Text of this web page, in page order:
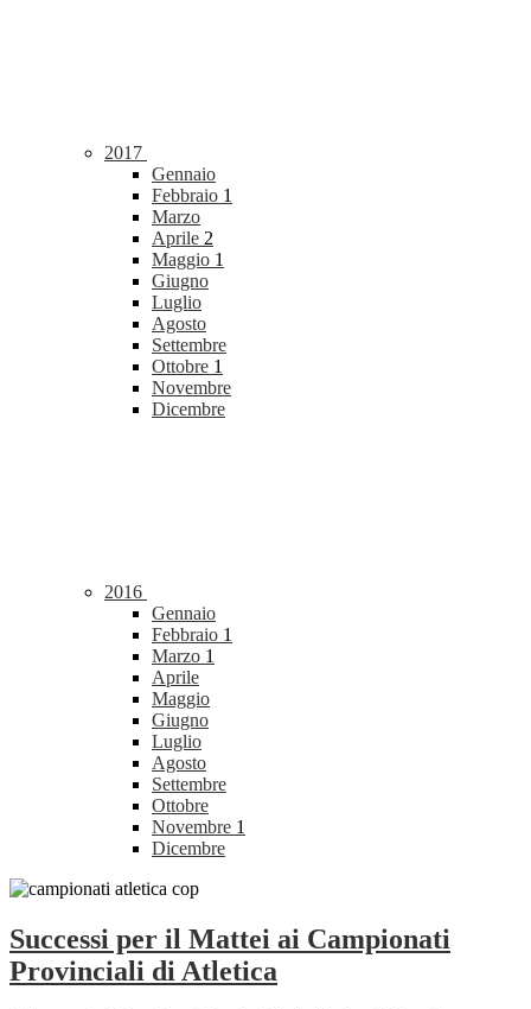
2017
Gennaio
Febbraio 1
Marzo
Aprile 2
Maggio 1
Giugno
Luglio
Agosto
Settembre
Ottobre 1
Novembre
Dicembre
2016
Gennaio
Febbraio 1
Marzo 1
Aprile
Maggio
Giugno
Luglio
Agosto
Settembre
Ottobre
Novembre 1
Dicembre
Successi per il Mattei ai Campionati
Provinciali di Atletica